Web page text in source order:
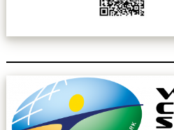
Chronik
Leitbild
Service